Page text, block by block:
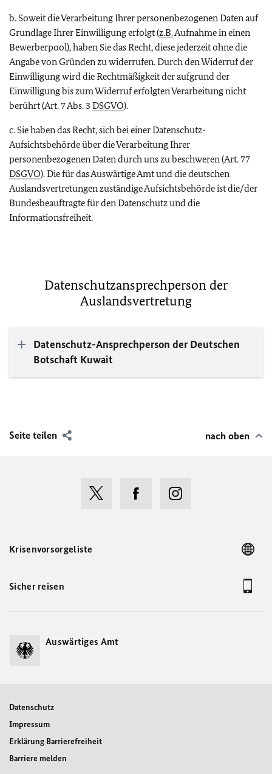
b. Soweit die Verarbeitung Ihrer personenbezogenen Daten auf
Grundlage Ihrer Einwilligung erfolgt (z.B.Aufnahme in einen
Bewerberpool), haben Sie das Recht, diese jederzeit ohne die
Angabe von Gründen zu widerrufen. Durch den Widerruf der
Einwilligung wird die Rechtmäßigkeit der aufgrund der
Einwilligung bis zum Widerruf erfolgten Verarbeitung nicht
berührt (Art. 7 Abs. 3 DSGVO).
c. Sie haben das Recht, sich bei einer Datenschutz-
Aufsichtsbehörde über die Verarbeitung Ihrer
personenbezogenen Daten durch uns zu beschweren (Art. 77
DSGVO). Die für das Auswärtige Amt und die deutschen
Auslandsvertretungen zuständige Aufsichtsbehörde ist die/der
Bundesbeauftragte für den Datenschutz und die
Informationsfreiheit.
Datenschutzansprechperson der
Auslandsvertretung
Datenschutz-Ansprechperson der Deutschen
Botschaft Kuwait
Seite teilen nach oben
Krisenvorsorgeliste
Sicher reisen
Auswärtiges Amt
Datenschutz
Impressum
Erklärung Barrierefreiheit
Barriere melden